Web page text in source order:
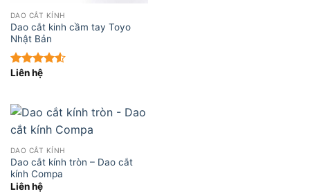
DAO CẮT KÍNH
Dao cắt kinh cầm tay Toyo
Nhật Bản
Được xếp
Liên hệ
DAO CẮT KÍNH
Dao cắt kính tròn – Dao cắt
kính Compa
Liên hệ